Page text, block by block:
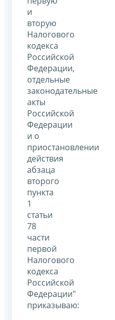
и
вторую
Налогового
кодекса
Российской
Федерации,
отдельные
законодательные
акты
Российской
Федерации
и о
приостановлении
действия
абзаца
второго
пункта
1
статьи
78
части
первой
Налогового
кодекса
Российской
Федерации"
приказываю: